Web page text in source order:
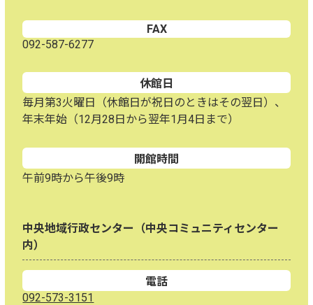
FAX
092-587-6277
休館日
毎月第3火曜日（休館日が祝日のときはその翌日）、
年末年始（12月28日から翌年1月4日まで）
開館時間
午前9時から午後9時
中央地域行政センター（中央コミュニティセンター
内）
電話
092-573-3151